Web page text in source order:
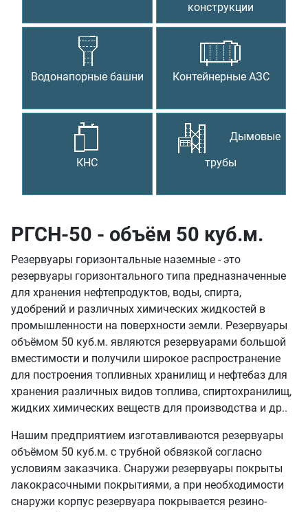
конструкции
Водонапорные башни Контейнерные АЗС
КНС
Дымовые
трубы
РГСН-50 - объём 50 куб.м.
Резервуары горизонтальные наземные - это
резервуары горизонтального типа предназначенные
для хранения нефтепродуктов, воды, спирта,
удобрений и различных химических жидкостей в
промышленности на поверхности земли. Резервуары
объёмом 50 куб.м. являются резервуарами большой
вместимости и получили широкое распространение
для построения топливных хранилищ и нефтебаз для
хранения различных видов топлива, спиртохранилищ,
жидких химических веществ для производства и др..
Нашим предприятием изготавливаются резервуары
объёмом 50 куб.м. с трубной обвязкой согласно
условиям заказчика. Снаружи резервуары покрыты
лакокрасочными покрытиями, а при необходимости
снаружи корпус резервуара покрывается резино-